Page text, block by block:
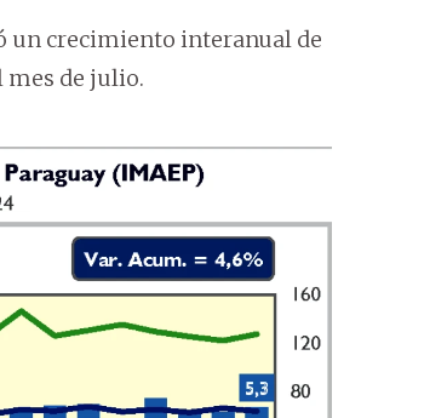
un crecimiento interanual de
mes de julio.